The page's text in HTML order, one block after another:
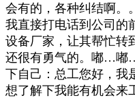
会有的，各种纠结啊。
我直接打电话到公司的
设备厂家，让其帮忙转
还很有勇气的。嘟…嘟
下自己：总工您好，我
想了解下我能有机会来